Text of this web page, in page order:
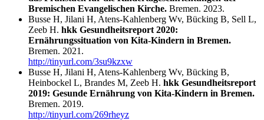
Bremischen Evangelischen Kirche. Bremen. 2023.
Busse H, Jilani H, Atens-Kahlenberg Wv, Bücking B, Sell L,
Zeeb H. hkk Gesundheitsreport 2020:
Ernährungssituation von Kita-Kindern in Bremen.
Bremen. 2021.
http://tinyurl.com/3su9kzxw
Busse H, Jilani H, Atens-Kahlenberg Wv, Bücking B,
Heinbockel L, Brandes M, Zeeb H. hkk Gesundheitsreport
2019: Gesunde Ernährung von Kita-Kindern in Bremen.
Bremen. 2019.
http://tinyurl.com/269rheyz